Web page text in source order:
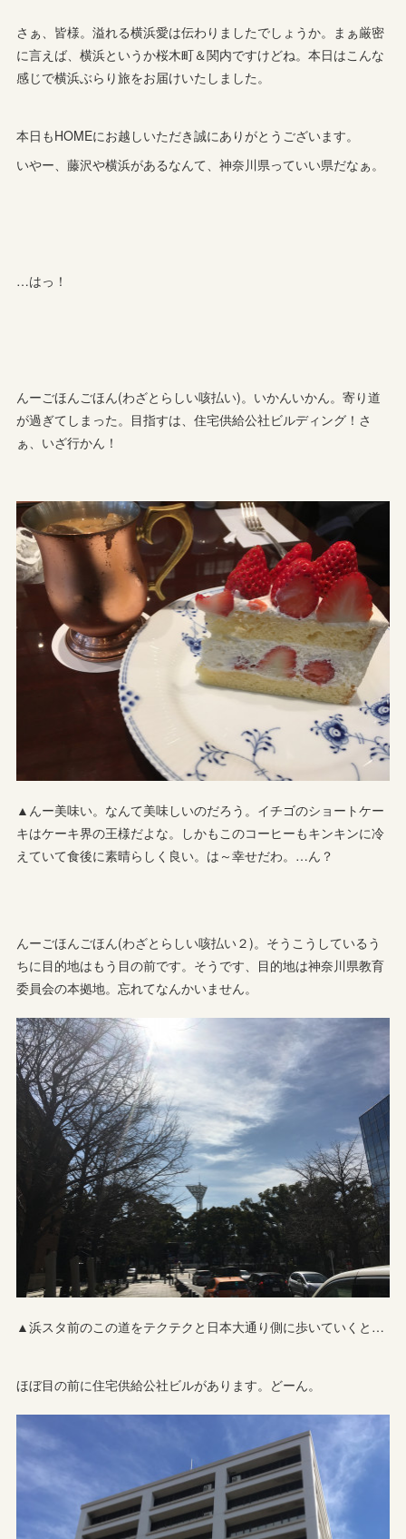
さぁ、皆様。溢れる横浜愛は伝わりましたでしょうか。まぁ厳密
に言えば、横浜というか桜木町＆関内ですけどね。本日はこんな
感じで横浜ぶらり旅をお届けいたしました。
本日もHOMEにお越しいただき誠にありがとうございます。
いやー、藤沢や横浜があるなんて、神奈川県っていい県だなぁ。
…はっ！
んーごほんごほん(わざとらしい咳払い)。いかんいかん。寄り道
が過ぎてしまった。目指すは、住宅供給公社ビルディング！さ
ぁ、いざ行かん！
▲んー美味い。なんて美味しいのだろう。イチゴのショートケー
キはケーキ界の王様だよな。しかもこのコーヒーもキンキンに冷
えていて食後に素晴らしく良い。は～幸せだわ。…ん？
んーごほんごほん(わざとらしい咳払い２)。そうこうしているう
ちに目的地はもう目の前です。そうです、目的地は神奈川県教育
委員会の本拠地。忘れてなんかいません。
▲浜スタ前のこの道をテクテクと日本大通り側に歩いていくと…
ほぼ目の前に住宅供給公社ビルがあります。どーん。